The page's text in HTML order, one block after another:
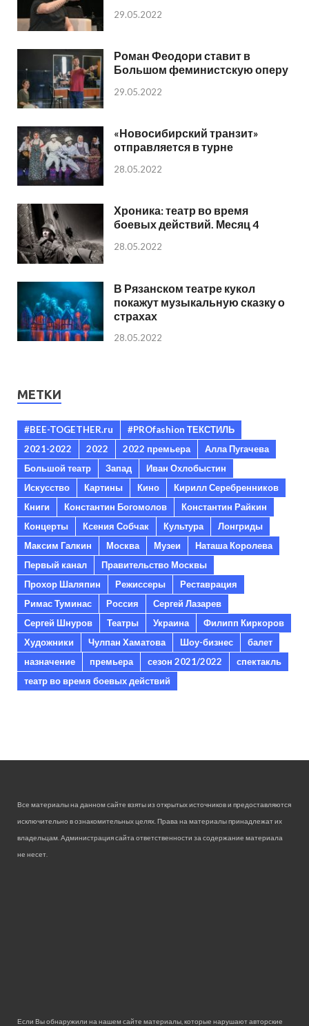
29.05.2022
Роман Феодори ставит в
Большом феминистскую оперу
29.05.2022
«Новосибирский транзит»
отправляется в турне
28.05.2022
Хроника: театр во время
боевых действий. Месяц 4
28.05.2022
В Рязанском театре кукол
покажут музыкальную сказку о
страхах
28.05.2022
МЕТКИ
#BEE-TOGETHER.ru
#PROfashion ТЕКСТИЛЬ
2021-2022
2022 2022 премьера
Алла Пугачева
Большой театр
Запад
Иван Охлобыстин
Искусство
Картины Кино
Кирилл Серебренников
Книги
Константин Богомолов
Константин Райкин
Концерты
Ксения Собчак Культура
Лонгриды
Максим Галкин
Москва Музеи
Наташа Королева
Первый канал
Правительство Москвы
Прохор Шаляпин
Режиссеры
Реставрация
Римас Туминас
Россия
Сергей Лазарев
Сергей Шнуров
Театры Украина
Филипп Киркоров
Художники
Чулпан Хаматова Шоу-бизнес
балет
назначение
премьера сезон 2021/2022
спектакль
театр во время боевых действий
Все материалы на данном сайте взяты из открытых источников и предоставляются
исключительно в ознакомительных целях. Права на материалы принадлежат их
владельцам. Администрация сайта ответственности за содержание материала
не несет.
Если Вы обнаружили на нашем сайте материалы, которые нарушают авторские